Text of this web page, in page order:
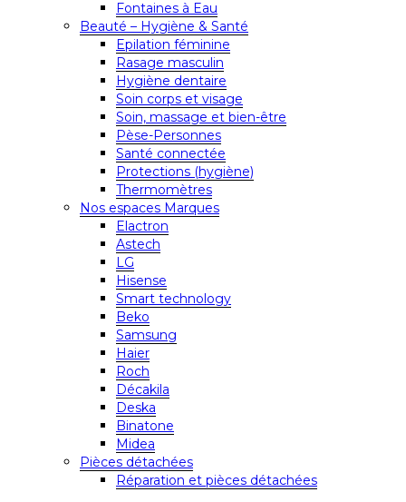
Fontaines à Eau
Beauté – Hygiène & Santé
Epilation féminine
Rasage masculin
Hygiène dentaire
Soin corps et visage
Soin, massage et bien-être
Pèse-Personnes
Santé connectée
Protections (hygiène)
Thermomètres
Nos espaces Marques
Elactron
Astech
LG
Hisense
Smart technology
Beko
Samsung
Haier
Roch
Décakila
Deska
Binatone
Midea
Pièces détachées
Réparation et pièces détachées